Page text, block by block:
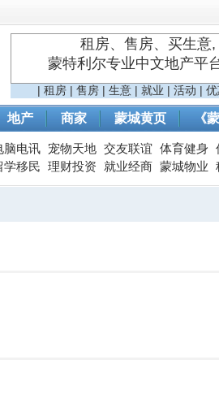
租房、售房、买生意
蒙特利尔专业中文地产
| 租房 | 售房 | 生意 | 就业 | 活动 |
地产 商家 蒙城黄页 《
脑电讯 宠物天地 交友联谊 体育健身
学移民 理财投资 就业经商 蒙城物业